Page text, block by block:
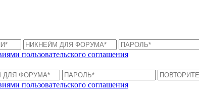
пользовательского соглашения
пользовательского соглашения